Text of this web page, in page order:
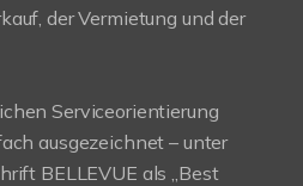
der Vermietung und der
Serviceorientierung
ausgezeichnet – unter
BELLEVUE als „Best